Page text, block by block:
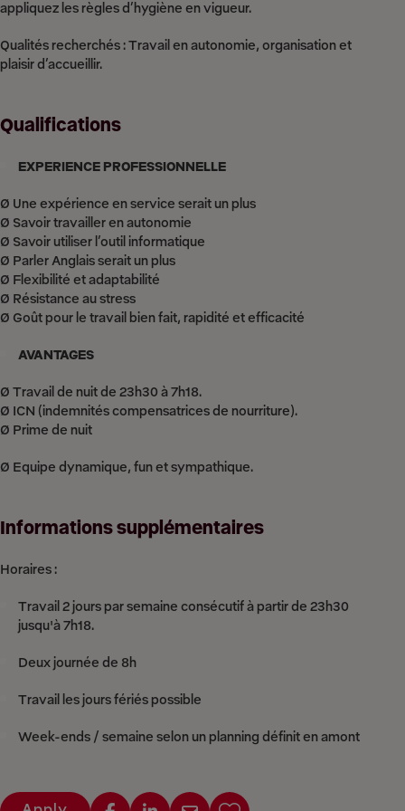
appliquez les règles d’hygiène en vigueur.
Qualités recherchés : Travail en autonomie, organisation et
plaisir d’accueillir.
Qualifications
EXPERIENCE PROFESSIONNELLE
Ø Une expérience en service serait un plus
Ø Savoir travailler en autonomie
Ø Savoir utiliser l’outil informatique
Ø Parler Anglais serait un plus
Ø Flexibilité et adaptabilité
Ø Résistance au stress
Ø Goût pour le travail bien fait, rapidité et efficacité
AVANTAGES
Ø Travail de nuit de 23h30 à 7h18.
Ø ICN (indemnités compensatrices de nourriture).
Ø Prime de nuit
Ø Equipe dynamique, fun et sympathique.
Informations supplémentaires
Horaires :
Travail 2 jours par semaine consécutif à partir de 23h30
jusqu'à 7h18.
Deux journée de 8h
Travail les jours fériés possible
Week-ends / semaine selon un planning définit en amont